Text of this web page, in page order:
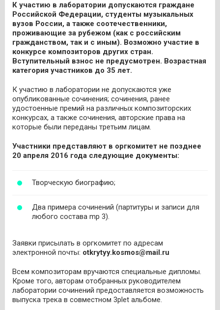
К участию в лаборатории допускаются граждане
Российской Федерации, студенты музыкальных
вузов России, а также соотечественники,
проживающие за рубежом (как с российским
гражданством, так и с иным). Возможно участие в
конкурсе композиторов других стран.
Вступительный взнос не предусмотрен. Возрастная
категория участников до 35 лет.
К участию в лаборатории не допускаются уже
опубликованные сочинения; сочинения, ранее
удостоенные премий на различных композиторских
конкурсах, а также сочинения, авторские права на
которые были переданы третьим лицам.
Участники представляют в оргкомитет не позднее
20 апреля 2016 года следующие документы:
Творческую биографию;
Два примера сочинений (партитуры и записи для
любого состава mp 3).
Заявки присылать в оргкомитет по адресам
электронной почты: otkrytyy.kosmos@mail.ru
Всем композиторам вручаются специальные дипломы.
Кроме того, авторам отобранных руководителем
лаборатории сочинений предоставляется возможность
выпуска трека в совместном 3plet альбоме.